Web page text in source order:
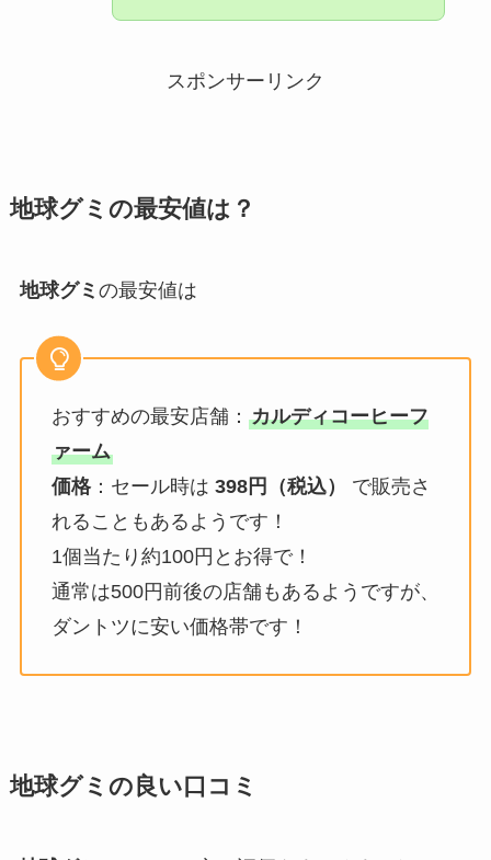
スポンサーリンク
地球グミの最安値は？
地球グミ の最安値は
おすすめの最安店舗： カルディコーヒーフ
ァーム
価格：セール時は 398円（税込）
で販売さ
れることもあるようです！
1個当たり約100円とお得で！
通常は500円前後の店舗もあるようですが、
ダントツに安い価格帯です！
地球グミの良い口コミ